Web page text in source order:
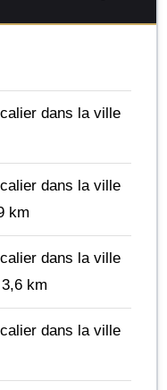
dans la ville
dans la ville
km
dans la ville
km
dans la ville